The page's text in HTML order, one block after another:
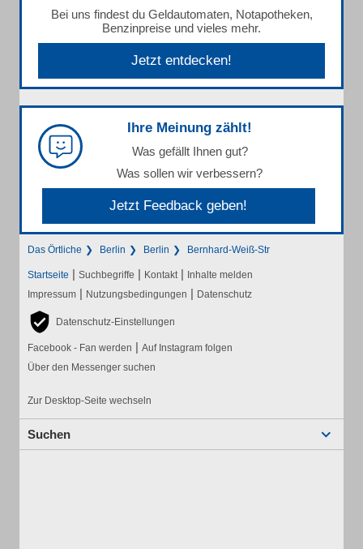
Bei uns findest du Geldautomaten, Notapotheken,
Benzinpreise und vieles mehr.
Jetzt entdecken!
Ihre Meinung zählt!
Was gefällt Ihnen gut?
Was sollen wir verbessern?
Jetzt Feedback geben!
Das Örtliche Berlin Berlin Bernhard-Weiß-Str
Startseite | Suchbegriffe | Kontakt | Inhalte melden
Impressum | Nutzungsbedingungen | Datenschutz
Datenschutz-Einstellungen
Facebook - Fan werden | Auf Instagram folgen
Über den Messenger suchen
Zur Desktop-Seite wechseln
Suchen